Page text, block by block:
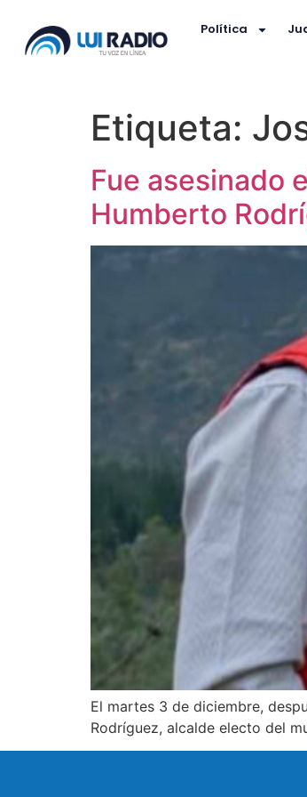
Política
Etiqueta:
Fue asesinado
Humberto
El martes 3 de diciembre,
Rodríguez, alcalde electo del